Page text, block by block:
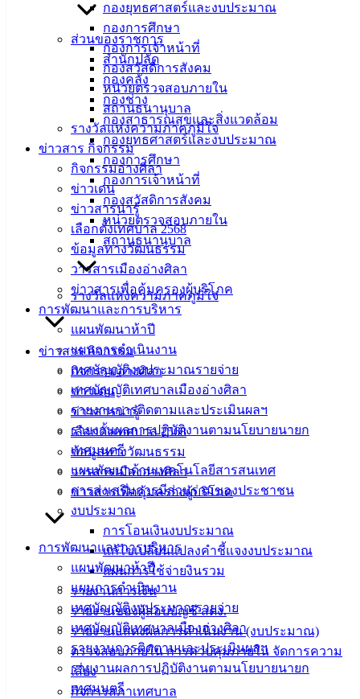
กองยุทธศาสตร์และงบประมาณ
กองการศึกษา
กองการเจ้าหน้าที่
กองสวัสดิการสังคม
หน่วยตรวจสอบภายใน
สถานธนานุบาล
รางวัลแห่งความภาคภูมิใจ
ข่าวสาร กิจกรรม
กิจกรรมอ่างศิลา
ข่าวเด่น
ข่าวสารน่ารู้
เลือกตั้งเทศบาล 2568
ข้อมูลทางวัฒนธรรม
วารสารเมืองอ่างศิลา
ข่าวสารเพื่อคุ้มครองผู้บริโภค
การพัฒนาและการบริหาร
แผนพัฒนาห้าปี
แผนการดำเนินงาน
เทศบัญญัติงบประมาณรายจ่าย
เทศบัญญัติเทศบาลเมืองอ่างศิลา
รายงานการติดตามและประเมินผลฯ
รายงานผลการปฏิบัติงานตามนโยบายนายก
เทศมนตรี
แผนพัฒนาด้านเทคโนโลยีสารสนเทศ
การส่งเสริมการมีส่วนร่วมของประชาชน
งบประมาณ
การโอนเงินงบประมาณ
แก้ไขเปลี่ยนแปลงคำชี้แจงงบประมาณ
แผนการใช้จ่ายงินรวม
รายงานการเงิน
รายงานของผู้สอบบัญชี สตง.
รายงานแสดงผลการดำเนินงาน (งบประมาณ)
ตรวจสอบภายใน การควบคุมภายใน จัดการความ
เสี่ยง
กิจการสภาเทศบาล
ส่วนของราชการ
สำนักปลัด
กองคลัง
กองช่าง
กองสาธารณสุขและสิ่งแวดล้อม
กองยุทธศาสตร์และงบประมาณ
กองการศึกษา
กองการเจ้าหน้าที่
กองสวัสดิการสังคม
หน่วยตรวจสอบภายใน
สถานธนานุบาล
รางวัลแห่งความภาคภูมิใจ
ข่าวสาร กิจกรรม
กิจกรรมอ่างศิลา
ข่าวเด่น
ข่าวสารน่ารู้
เลือกตั้งเทศบาล 2568
ข้อมูลทางวัฒนธรรม
วารสารเมืองอ่างศิลา
ข่าวสารเพื่อคุ้มครองผู้บริโภค
การพัฒนาและการบริหาร
แผนพัฒนาห้าปี
แผนการดำเนินงาน
เทศบัญญัติงบประมาณรายจ่าย
เทศบัญญัติเทศบาลเมืองอ่างศิลา
รายงานการติดตามและประเมินผลฯ
รายงานผลการปฏิบัติงานตามนโยบายนายก
เทศมนตรี
อ่างศิลา 90/338
ม.3 ต.เสม็ด
อ.เมือง จ.ชลบุรี
บริการ
ประชาชน
ดาวน์โหลด
แบบ
ฟอร์ม,
เอกสาร
คู่มือ
สำหรับ
ประชาชน/
คู่มือการ
ปฏิบัติ
งาน
ข่าวสาร
น่ารู้
ศุนย์
ข้อมูล
ข่าวสาร
อิเล็กทรอนิกส์
องค์
ความรู้
(Knowledge
Management)
เทศบาล